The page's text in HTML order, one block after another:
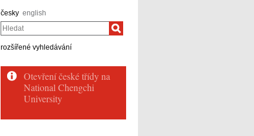
česky english
Hledat
rozšířené vyhledávání